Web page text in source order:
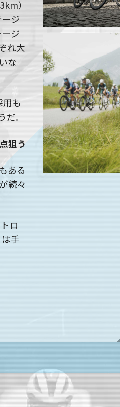
）
ジ
ジ
れ大
な
も
。
狙う
ある
続々
ロ
手